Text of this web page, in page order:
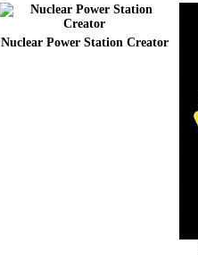
Nuclear Power Station Creator